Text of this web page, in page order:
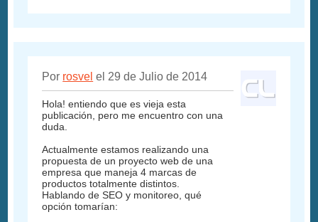
Por rosvel el 29 de Julio de 2014
Hola! entiendo que es vieja esta
publicación, pero me encuentro con una
duda.
Actualmente estamos realizando una
propuesta de un proyecto web de una
empresa que maneja 4 marcas de
productos totalmente distintos.
Hablando de SEO y monitoreo, qué
opción tomarían: